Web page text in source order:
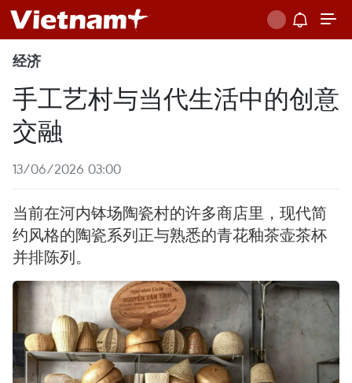
经济
手工艺村与当代生活中的创意
交融
13/06/2026 03:00
当前在河内钵场陶瓷村的许多商店里，现代简
约风格的陶瓷系列正与熟悉的青花釉茶壶茶杯
并排陈列。